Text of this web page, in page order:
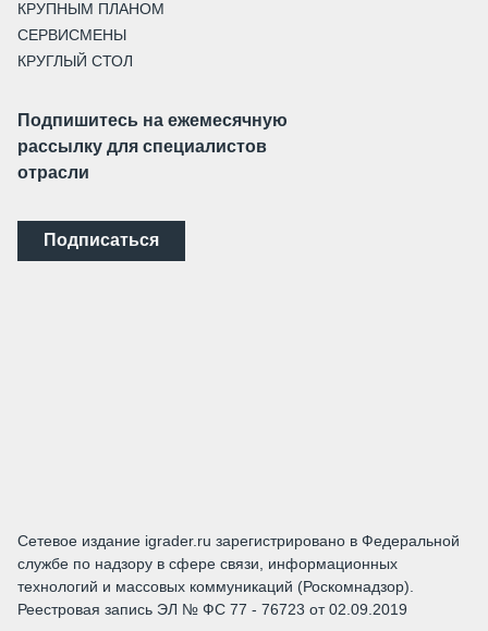
КРУПНЫМ ПЛАНОМ
СЕРВИСМЕНЫ
КРУГЛЫЙ СТОЛ
Подпишитесь на ежемесячную
рассылку для специалистов
отрасли
Подписаться
Сетевое издание igrader.ru зарегистрировано в Федеральной
службе по надзору в сфере связи, информационных
технологий и массовых коммуникаций (Роскомнадзор).
Реестровая запись ЭЛ № ФС 77 - 76723 от 02.09.2019